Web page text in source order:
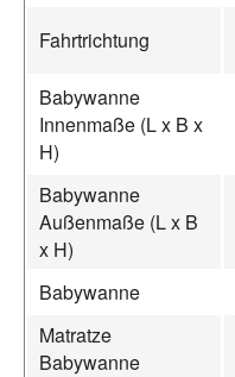
Fahrtrichtung
Babywanne
Innenmaße (L x B x
H)
Babywanne
Außenmaße (L x B
x H)
Babywanne
Matratze
Babywanne